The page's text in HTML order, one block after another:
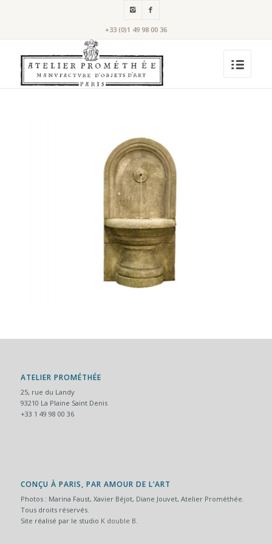
+33 (0)1 49 98 00 36
ATELIER PROMÉTHÉE
25, rue du Landy
93210 La Plaine Saint Denis
+33 1 49 98 00 36
CONÇU À PARIS, PAR AMOUR DE L’ART
Photos : Marina Faust, Xavier Béjot, Diane Jouvet, Atelier Prométhée.
Tous droits réservés.
Site réalisé par le studio K double B